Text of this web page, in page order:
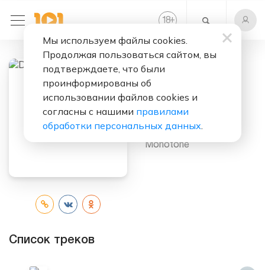
18+
Слушать бесплатно
Исполнитель:
Monotone
Список треков
Мы используем файлы cookies.
Продолжая пользоваться сайтом, вы
подтверждаете, что были
проинформированы об
использовании файлов cookies и
согласны с нашими правилами
обработки персональных данных.